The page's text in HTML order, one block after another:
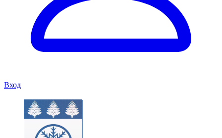
Вход